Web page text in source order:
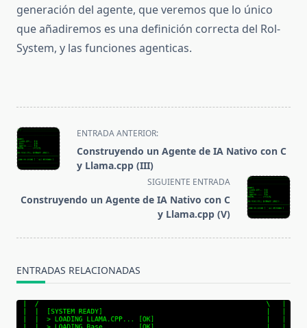
generación del agente, que veremos que lo único
que añadiremos es una definición correcta del Rol-
System, y las funciones agenticas.
<span
class="nav-
subtitle
reader-
ENTRADA ANTERIOR:
Construyendo un Agente de IA Nativo con C
y Llama.cpp (III)
SIGUIENTE ENTRADA
Construyendo un Agente de IA Nativo con C
y Llama.cpp (V)
ENTRADAS RELACIONADAS